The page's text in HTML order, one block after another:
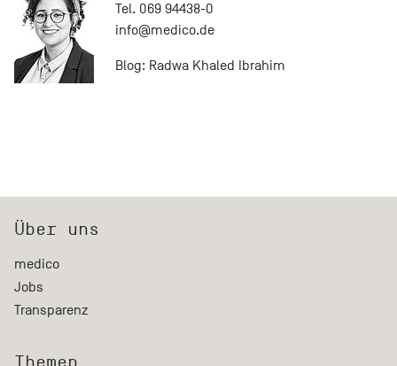
Tel. 069 94438-0
info@medico.de
Blog: Radwa Khaled Ibrahim
Über uns
medico
Jobs
Transparenz
Themen